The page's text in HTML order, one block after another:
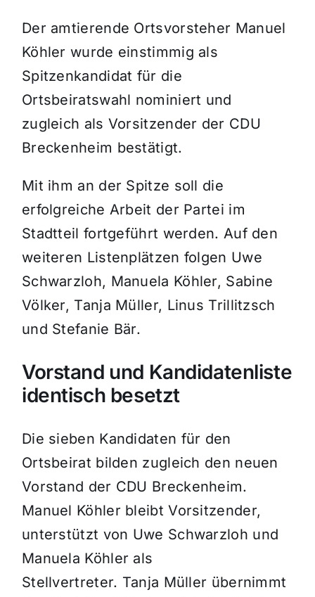
Der amtierende Ortsvorsteher Manuel
Köhler wurde einstimmig als
Spitzenkandidat für die
Ortsbeiratswahl nominiert und
zugleich als Vorsitzender der CDU
Breckenheim bestätigt.
Mit ihm an der Spitze soll die
erfolgreiche Arbeit der Partei im
Stadtteil fortgeführt werden. Auf den
weiteren Listenplätzen folgen Uwe
Schwarzloh, Manuela Köhler, Sabine
Völker, Tanja Müller, Linus Trillitzsch
und Stefanie Bär.
Vorstand und Kandidatenliste
identisch besetzt
Die sieben Kandidaten für den
Ortsbeirat bilden zugleich den neuen
Vorstand der CDU Breckenheim.
Manuel Köhler bleibt Vorsitzender,
unterstützt von Uwe Schwarzloh und
Manuela Köhler als
Stellvertreter. Tanja Müller übernimmt